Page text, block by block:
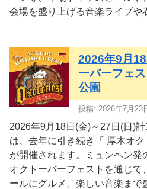
会場を盛り上げる音楽ライブや
2026年9月
ーバーフェ
公園
投稿: 2026年7月23
2026年9月18日(金)～27日(日)
は、去年に引き続き「 厚木オク
が開催されます。ミュンヘン発
オクトーバーフェストを通じて
ールにグルメ、楽しい音楽まで